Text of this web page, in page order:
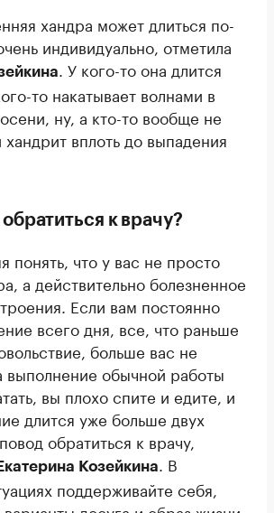
хандра может длиться по-
индивидуально, отметила
. У кого-то она длится
то накатывает волнами в
ну, а кто-то вообще не
вплоть до выпадения
обратиться к врачу?
понять, что у вас не просто
а действительно болезненное
Если вам постоянно
всего дня, все, что раньше
больше вас не
выполнение обычной работы
вы плохо спите и едите, и
длится уже больше двух
обратиться к врачу,
Екатерина Козейкина
. В
поддерживайте себя,